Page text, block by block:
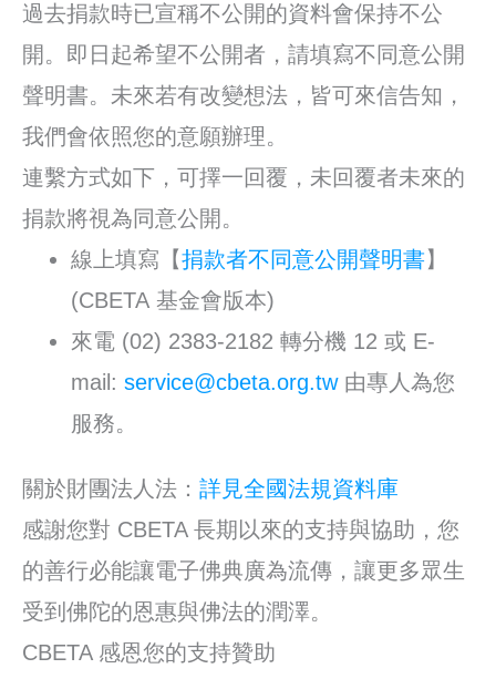
過去捐款時已宣稱不公開的資料會保持不公
開。即日起希望不公開者，請填寫不同意公開
聲明書。未來若有改變想法，皆可來信告知，
我們會依照您的意願辦理。
連繫方式如下，可擇一回覆，未回覆者未來的
捐款將視為同意公開。
線上填寫【捐款者不同意公開聲明書】
(CBETA 基金會版本)
來電 (02) 2383-2182 轉分機 12 或 E-
mail: service@cbeta.org.tw由專人為您
服務。
關於財團法人法： 詳見全國法規資料庫
感謝您對 CBETA 長期以來的支持與協助，您
的善行必能讓電子佛典廣為流傳，讓更多眾生
受到佛陀的恩惠與佛法的潤澤。
CBETA 感恩您的支持贊助